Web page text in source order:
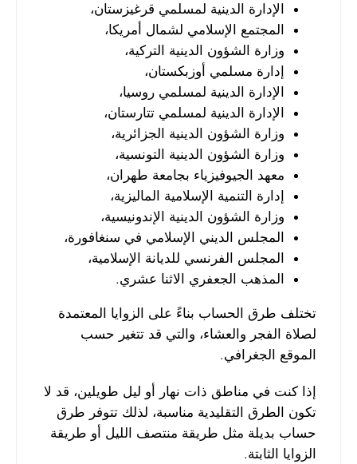
الإدارة الدينية لمسلمي قرغيزستان،
المجتمع الإسلامي لشمال أمريكا،
وزارة الشؤون الدينية التركية،
إدارة مسلمي أوزبكستان،
الإدارة الدينية لمسلمي روسيا،
الإدارة الدينية لمسلمي تتارستان،
وزارة الشؤون الدينية الجزائرية،
وزارة الشؤون الدينية التونسية،
معهد الجيوفيزياء بجامعة طهران،
إدارة التنمية الإسلامية الماليزية،
وزارة الشؤون الدينية الإندونيسية،
المجلس الديني الإسلامي في سنغافورة،
المجلس الفرنسي للديانة الإسلامية،
المذهب الجعفري الاثنا عشري.
تختلف طرق الحساب بناءً على الزوايا المعتمدة
لصلاة الفجر والعشاء، والتي قد تتغير حسب
الموقع الجغرافي.
إذا كنت في مناطق ذات نهار أو ليل طويلين، قد لا
تكون الطرق التقليدية مناسبة، لذلك تتوفر طرق
حساب بديلة مثل طريقة منتصف الليل أو طريقة
الزوايا الثابتة.